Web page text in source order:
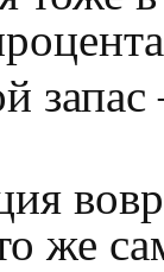
же